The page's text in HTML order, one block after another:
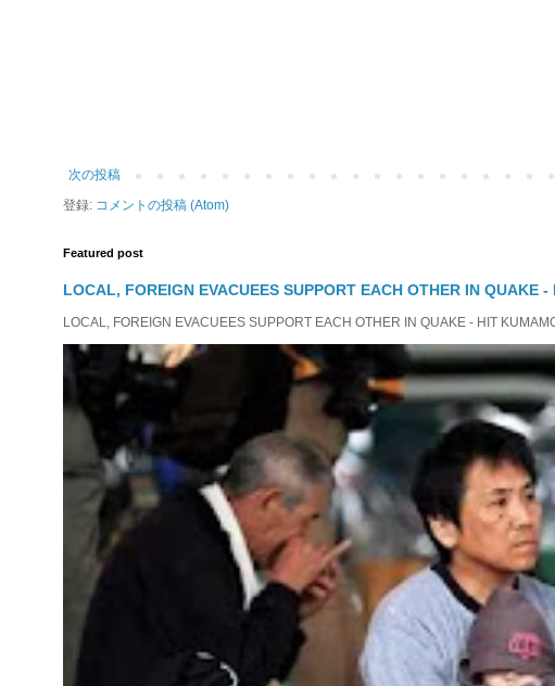
次の投稿
登録: コメントの投稿 (Atom)
Featured post
LOCAL, FOREIGN EVACUEES SUPPORT EACH OTHER IN QUAKE
LOCAL, FOREIGN EVACUEES SUPPORT EACH OTHER IN QUAKE - HIT